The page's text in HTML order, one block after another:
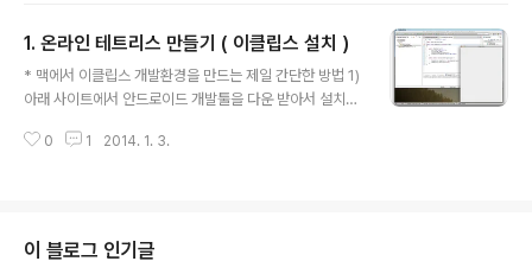
1. 온라인 테트리스 만들기 ( 이클립스 설치 )
* 맥에서 이클립스 개발환경을 만드는 제일 간단한 방법 1)
아래 사이트에서 안드로이드 개발툴을 다운 받아서 설치한
2) 이클립스를 실행하면 자동으로 자바를 다운 받는다.3)
0 1 2014. 1. 3.
이 블로그 인기글